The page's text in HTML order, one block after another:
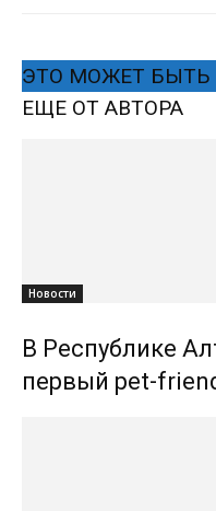
ЭТО МОЖЕТ БЫТЬ
ЕЩЕ ОТ АВТОРА
Новости
В Республике
первый pet-